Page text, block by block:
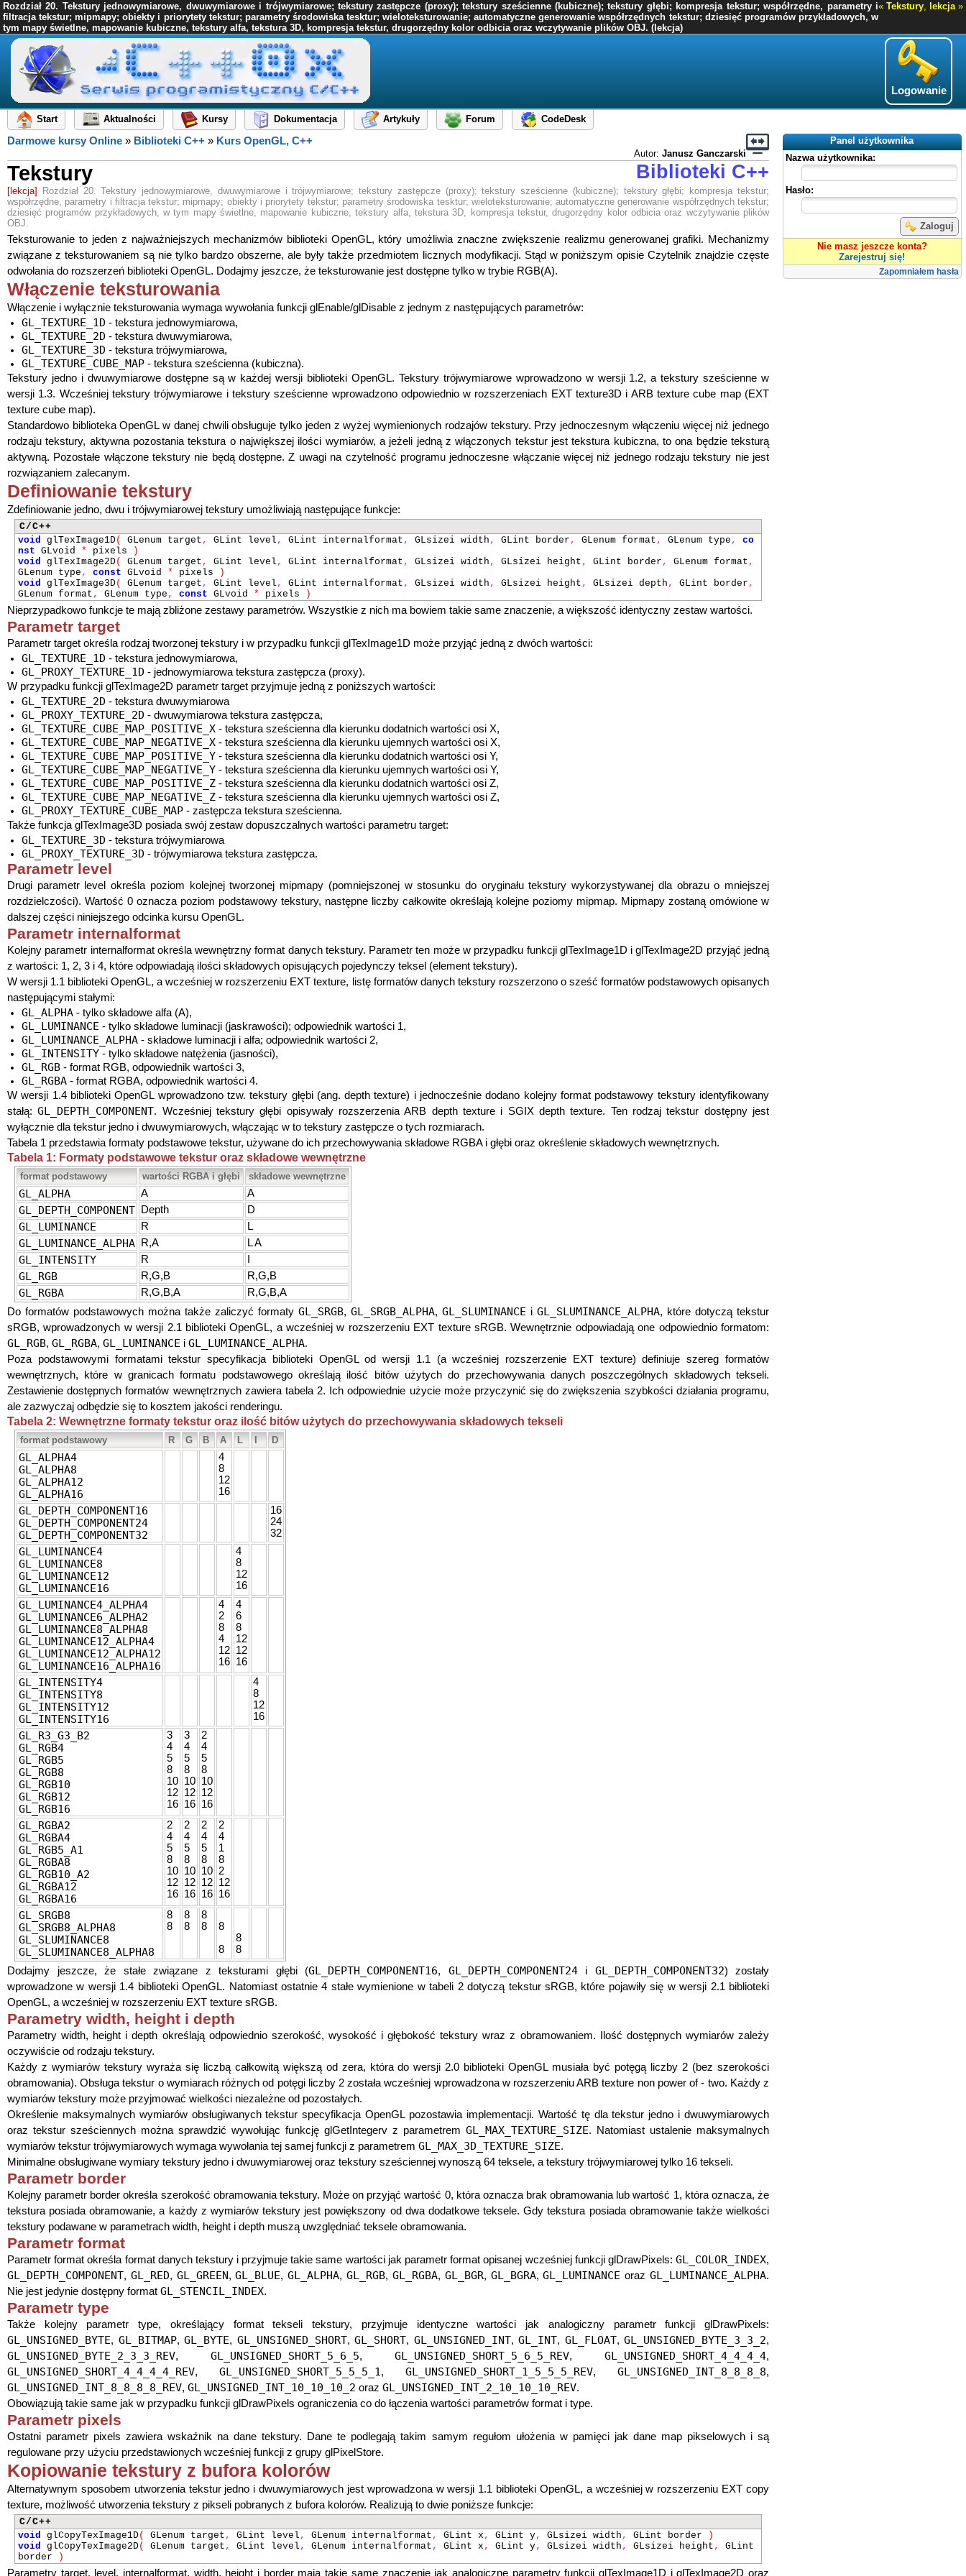
« Tekstury, lekcja»
Rozdział 20. Tekstury jednowymiarowe, dwuwymiarowe i trójwymiarowe; tekstury zastępcze (proxy); tekstury sześcienne (kubiczne); tekstury głębi; kompresja tekstur; współrzędne, parametry i
filtracja tekstur; mipmapy; obiekty i priorytety tekstur; parametry środowiska tesktur; wieloteksturowanie; automatyczne generowanie współrzędnych tekstur; dziesięć programów przykładowych, w
tym mapy świetlne, mapowanie kubiczne, tekstury alfa, tekstura 3D, kompresja tekstur, drugorzędny kolor odbicia oraz wczytywanie plików OBJ. (lekcja)
Logowanie
Start Aktualności Kursy Dokumentacja Artykuły Forum
CodeDesk
Panel użytkownika
Nazwa użytkownika:
Hasło:
Zaloguj
Nie masz jeszcze konta?
Zarejestruj się!
Zapomniałem hasła
Darmowe kursy Online » Biblioteki C++ » Kurs OpenGL, C++
Autor: Janusz Ganczarski
Biblioteki C++
Tekstury
[lekcja]
Rozdział 20. Tekstury jednowymiarowe, dwuwymiarowe i trójwymiarowe; tekstury zastępcze (proxy); tekstury sześcienne (kubiczne); tekstury głębi; kompresja tekstur;
współrzędne, parametry i filtracja tekstur; mipmapy; obiekty i priorytety tekstur; parametry środowiska tesktur; wieloteksturowanie; automatyczne generowanie współrzędnych tekstur;
dziesięć programów przykładowych, w tym mapy świetlne, mapowanie kubiczne, tekstury alfa, tekstura 3D, kompresja tekstur, drugorzędny kolor odbicia oraz wczytywanie plików
OBJ.
Teksturowanie to jeden z najważniejszych mechanizmów biblioteki OpenGL, który umożliwia znaczne zwiększenie realizmu generowanej grafiki. Mechanizmy
związane z teksturowaniem są nie tylko bardzo obszerne, ale były także przedmiotem licznych modyfikacji. Stąd w poniższym opisie Czytelnik znajdzie częste
odwołania do rozszerzeń biblioteki OpenGL. Dodajmy jeszcze, że teksturowanie jest dostępne tylko w trybie RGB(A).
Włączenie teksturowania
Włączenie i wyłącznie teksturowania wymaga wywołania funkcji glEnable/glDisable z jednym z następujących parametrów:
GL_TEXTURE_1D - tekstura jednowymiarowa,
GL_TEXTURE_2D - tekstura dwuwymiarowa,
GL_TEXTURE_3D - tekstura trójwymiarowa,
GL_TEXTURE_CUBE_MAP - tekstura sześcienna (kubiczna).
Tekstury jedno i dwuwymiarowe dostępne są w każdej wersji biblioteki OpenGL. Tekstury trójwymiarowe wprowadzono w wersji 1.2, a tekstury sześcienne w
wersji 1.3. Wcześniej tekstury trójwymiarowe i tekstury sześcienne wprowadzono odpowiednio w rozszerzeniach EXT texture3D i ARB texture cube map (EXT
texture cube map).
Standardowo biblioteka OpenGL w danej chwili obsługuje tylko jeden z wyżej wymienionych rodzajów tekstury. Przy jednoczesnym włączeniu więcej niż jednego
rodzaju tekstury, aktywna pozostania tekstura o największej ilości wymiarów, a jeżeli jedną z włączonych tekstur jest tekstura kubiczna, to ona będzie teksturą
aktywną. Pozostałe włączone tekstury nie będą dostępne. Z uwagi na czytelność programu jednoczesne włączanie więcej niż jednego rodzaju tekstury nie jest
rozwiązaniem zalecanym.
Definiowanie tekstury
Zdefiniowanie jedno, dwu i trójwymiarowej tekstury umożliwiają następujące funkcje:
C/C++
void glTexImage1D( GLenum target , GLint level , GLint internalformat , GLsizei width , GLint border , GLenum format , GLenum type ,
co
nst GLvoid * pixels
)
void glTexImage2D( GLenum target , GLint level , GLint internalformat , GLsizei width , GLsizei height , GLint border , GLenum format ,
GLenum type , const GLvoid * pixels
)
void glTexImage3D( GLenum target , GLint level , GLint internalformat , GLsizei width , GLsizei height , GLsizei depth , GLint border ,
GLenum format , GLenum type , const GLvoid * pixels )
Nieprzypadkowo funkcje te mają zbliżone zestawy parametrów. Wszystkie z nich ma bowiem takie same znaczenie, a większość identyczny zestaw wartości.
Parametr target
Parametr target określa rodzaj tworzonej tekstury i w przypadku funkcji glTexImage1D może przyjąć jedną z dwóch wartości:
GL_TEXTURE_1D - tekstura jednowymiarowa,
GL_PROXY_TEXTURE_1D - jednowymiarowa tekstura zastępcza (proxy).
W przypadku funkcji glTexImage2D parametr target przyjmuje jedną z poniższych wartości:
GL_TEXTURE_2D - tekstura dwuwymiarowa
GL_PROXY_TEXTURE_2D - dwuwymiarowa tekstura zastępcza,
GL_TEXTURE_CUBE_MAP_POSITIVE_X - tekstura sześcienna dla kierunku dodatnich wartości osi X,
GL_TEXTURE_CUBE_MAP_NEGATIVE_X - tekstura sześcienna dla kierunku ujemnych wartości osi X,
GL_TEXTURE_CUBE_MAP_POSITIVE_Y - tekstura sześcienna dla kierunku dodatnich wartości osi Y,
GL_TEXTURE_CUBE_MAP_NEGATIVE_Y - tekstura sześcienna dla kierunku ujemnych wartości osi Y,
GL_TEXTURE_CUBE_MAP_POSITIVE_Z - tekstura sześcienna dla kierunku dodatnich wartości osi Z,
GL_TEXTURE_CUBE_MAP_NEGATIVE_Z - tekstura sześcienna dla kierunku ujemnych wartości osi Z,
GL_PROXY_TEXTURE_CUBE_MAP - zastępcza tekstura sześcienna.
Także funkcja glTexImage3D posiada swój zestaw dopuszczalnych wartości parametru target:
GL_TEXTURE_3D - tekstura trójwymiarowa
GL_PROXY_TEXTURE_3D - trójwymiarowa tekstura zastępcza.
Parametr level
Drugi parametr level określa poziom kolejnej tworzonej mipmapy (pomniejszonej w stosunku do oryginału tekstury wykorzystywanej dla obrazu o mniejszej
rozdzielczości). Wartość 0 oznacza poziom podstawowy tekstury, następne liczby całkowite określają kolejne poziomy mipmap. Mipmapy zostaną omówione w
dalszej części niniejszego odcinka kursu OpenGL.
Parametr internalformat
Kolejny parametr internalformat określa wewnętrzny format danych tekstury. Parametr ten może w przypadku funkcji glTexImage1D i glTexImage2D przyjąć jedną
z wartości: 1, 2, 3 i 4, które odpowiadają ilości składowych opisujących pojedynczy teksel (element tekstury).
W wersji 1.1 biblioteki OpenGL, a wcześniej w rozszerzeniu EXT texture, listę formatów danych tekstury rozszerzono o sześć formatów podstawowych opisanych
następującymi stałymi:
GL_ALPHA - tylko składowe alfa (A),
GL_LUMINANCE - tylko składowe luminacji (jaskrawości); odpowiednik wartości 1,
GL_LUMINANCE_ALPHA - składowe luminacji i alfa; odpowiednik wartości 2,
GL_INTENSITY - tylko składowe natężenia (jasności),
GL_RGB - format RGB, odpowiednik wartości 3,
GL_RGBA - format RGBA, odpowiednik wartości 4.
W wersji 1.4 biblioteki OpenGL wprowadzono tzw. tekstury głębi (ang. depth texture) i jednocześnie dodano kolejny format podstawowy tekstury identyfikowany
stałą:GL_DEPTH_COMPONENT. Wcześniej tekstury głębi opisywały rozszerzenia ARB depth texture i SGIX depth texture. Ten rodzaj tekstur dostępny jest
wyłącznie dla tekstur jedno i dwuwymiarowych, włączając w to tekstury zastępcze o tych rozmiarach.
Tabela 1 przedstawia formaty podstawowe tekstur, używane do ich przechowywania składowe RGBA i głębi oraz określenie składowych wewnętrznych.
Tabela 1: Formaty podstawowe tekstur oraz składowe wewnętrzne
format podstawowy wartości RGBA i głębi składowe wewnętrzne
GL_ALPHA A A
GL_DEPTH_COMPONENT Depth D
GL_LUMINANCE R L
GL_LUMINANCE_ALPHA R,A L A
GL_INTENSITY R
GL_RGB R,G,B R,G,B
GL_RGBA R,G,B,A
R,G,B,A
Do formatów podstawowych można także zaliczyć formaty GL_SRGB, GL_SRGB_ALPHA, GL_SLUMINANCE i GL_SLUMINANCE_ALPHA, które dotyczą tekstur
sRGB, wprowadzonych w wersji 2.1 biblioteki OpenGL, a wcześniej w rozszerzeniu EXT texture sRGB. Wewnętrznie odpowiadają one odpowiednio formatom:
GL_RGB, GL_RGBA, GL_LUMINANCE i GL_LUMINANCE_ALPHA.
Poza podstawowymi formatami tekstur specyfikacja biblioteki OpenGL od wersji 1.1 (a wcześniej rozszerzenie EXT texture) definiuje szereg formatów
wewnętrznych, które w granicach formatu podstawowego określają ilość bitów użytych do przechowywania danych poszczególnych składowych tekseli.
Zestawienie dostępnych formatów wewnętrznych zawiera tabela 2. Ich odpowiednie użycie może przyczynić się do zwiększenia szybkości działania programu,
ale zazwyczaj odbędzie się to kosztem jakości renderingu.
Tabela 2: Wewnętrzne formaty tekstur oraz ilość bitów użytych do przechowywania składowych tekseli
format podstawowy R G B A L I D
GL_ALPHA4
GL_ALPHA8
GL_ALPHA12
GL_ALPHA16
4
8
12
16
GL_DEPTH_COMPONENT16
GL_DEPTH_COMPONENT24
GL_DEPTH_COMPONENT32
16
24
32
GL_LUMINANCE4
GL_LUMINANCE8
GL_LUMINANCE12
GL_LUMINANCE16
4
8
12
16
GL_LUMINANCE4_ALPHA4
GL_LUMINANCE6_ALPHA2
GL_LUMINANCE8_ALPHA8
GL_LUMINANCE12_ALPHA4
GL_LUMINANCE12_ALPHA12
GL_LUMINANCE16_ALPHA16
4
2
8
4
12
16
4
6
8
12
12
16
GL_INTENSITY4
GL_INTENSITY8
GL_INTENSITY12
GL_INTENSITY16
4
8
12
16
GL_R3_G3_B2
GL_RGB4
GL_RGB5
GL_RGB8
GL_RGB10
GL_RGB12
GL_RGB16
3
4
5
8
10
12
16
3
4
5
8
10
12
16
2
4
5
8
10
12
16
GL_RGBA2
GL_RGBA4
GL_RGB5_A1
GL_RGBA8
GL_RGB10_A2
GL_RGBA12
GL_RGBA16
2
4
5
8
10
12
16
2
4
5
8
10
12
16
2
4
5
8
10
12
16
2
4
1
8
2
12
16
GL_SRGB8
GL_SRGB8_ALPHA8
GL_SLUMINANCE8
GL_SLUMINANCE8_ALPHA8
8
8
8
8
8
8
8
8
8
8
Dodajmy jeszcze, że stałe związane z teksturami głębi (GL_DEPTH_COMPONENT16, GL_DEPTH_COMPONENT24i GL_DEPTH_COMPONENT32) zostały
wprowadzone w wersji 1.4 biblioteki OpenGL. Natomiast ostatnie 4 stałe wymienione w tabeli 2 dotyczą tekstur sRGB, które pojawiły się w wersji 2.1 biblioteki
OpenGL, a wcześniej w rozszerzeniu EXT texture sRGB.
Parametry width, height i depth
Parametry width, height i depth określają odpowiednio szerokość, wysokość i głębokość tekstury wraz z obramowaniem. Ilość dostępnych wymiarów zależy
oczywiście od rodzaju tekstury.
Każdy z wymiarów tekstury wyraża się liczbą całkowitą większą od zera, która do wersji 2.0 biblioteki OpenGL musiała być potęgą liczby 2 (bez szerokości
obramowania). Obsługa tekstur o wymiarach różnych od potęgi liczby 2 została wcześniej wprowadzona w rozszerzeniu ARB texture non power of - two. Każdy z
wymiarów tekstury może przyjmować wielkości niezależne od pozostałych.
Określenie maksymalnych wymiarów obsługiwanych tekstur specyfikacja OpenGL pozostawia implementacji. Wartość tę dla tekstur jedno i dwuwymiarowych
oraz tekstur sześciennych można sprawdzić wywołując funkcję glGetIntegerv z parametrem GL_MAX_TEXTURE_SIZE. Natomiast ustalenie maksymalnych
wymiarów tekstur trójwymiarowych wymaga wywołania tej samej funkcji z parametrem GL_MAX_3D_TEXTURE_SIZE.
Minimalne obsługiwane wymiary tekstury jedno i dwuwymiarowej oraz tekstury sześciennej wynoszą 64 teksele, a tekstury trójwymiarowej tylko 16 tekseli.
Parametr border
Kolejny parametr border określa szerokość obramowania tekstury. Może on przyjąć wartość 0, która oznacza brak obramowania lub wartość 1, która oznacza, że
tekstura posiada obramowanie, a każdy z wymiarów tekstury jest powiększony od dwa dodatkowe teksele. Gdy tekstura posiada obramowanie także wielkości
tekstury podawane w parametrach width, height i depth muszą uwzględniać teksele obramowania.
Parametr format
Parametr format określa format danych tekstury i przyjmuje takie same wartości jak parametr format opisanej wcześniej funkcji glDrawPixels: GL_COLOR_INDEX,
GL_DEPTH_COMPONENT, GL_RED, GL_GREEN,GL_BLUE,GL_ALPHA,GL_RGB, GL_RGBA, GL_BGR, GL_BGRA,GL_LUMINANCE orazGL_LUMINANCE_ALPHA.
Nie jest jedynie dostępny format GL_STENCIL_INDEX.
Parametr type
Także kolejny parametr type, określający format tekseli tekstury, przyjmuje identyczne wartości jak analogiczny parametr funkcji glDrawPixels:
GL_UNSIGNED_BYTE, GL_BITMAP, GL_BYTE, GL_UNSIGNED_SHORT, GL_SHORT, GL_UNSIGNED_INT, GL_INT, GL_FLOAT, GL_UNSIGNED_BYTE_3_3_2,
GL_UNSIGNED_BYTE_2_3_3_REV, GL_UNSIGNED_SHORT_5_6_5, GL_UNSIGNED_SHORT_5_6_5_REV, GL_UNSIGNED_SHORT_4_4_4_4,
GL_UNSIGNED_SHORT_4_4_4_4_REV, GL_UNSIGNED_SHORT_5_5_5_1 , GL_UNSIGNED_SHORT_1_5_5_5_REV, GL_UNSIGNED_INT_8_8_8_8,
GL_UNSIGNED_INT_8_8_8_8_REV, GL_UNSIGNED_INT_10_10_10_2 oraz GL_UNSIGNED_INT_2_10_10_10_REV.
Obowiązują takie same jak w przypadku funkcji glDrawPixels ograniczenia co do łączenia wartości parametrów format i type.
Parametr pixels
Ostatni parametr pixels zawiera wskaźnik na dane tekstury. Dane te podlegają takim samym regułom ułożenia w pamięci jak dane map pikselowych i są
regulowane przy użyciu przedstawionych wcześniej funkcji z grupy glPixelStore.
Kopiowanie tekstury z bufora kolorów
Alternatywnym sposobem utworzenia tekstur jedno i dwuwymiarowych jest wprowadzona w wersji 1.1 biblioteki OpenGL, a wcześniej w rozszerzeniu EXT copy
texture, możliwość utworzenia tekstury z pikseli pobranych z bufora kolorów. Realizują to dwie poniższe funkcje:
C/C++
void glCopyTexImage1D( GLenum target , GLint level , GLenum internalformat , GLint x , GLint y, GLsizei width , GLint border
)
void glCopyTexImage2D( GLenum target , GLint level , GLenum internalformat , GLint x , GLint y, GLsizei width , GLsizei height ,
GLint
border
)
Parametry target, level, internalformat, width, height i border mają takie same znaczenie jak analogiczne parametry funkcji glTexImage1D i glTexImage2D oraz